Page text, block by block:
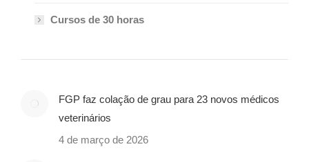
Cursos de 30 horas
FGP faz colação de grau para 23 novos médicos
veterinários
4 de março de 2026